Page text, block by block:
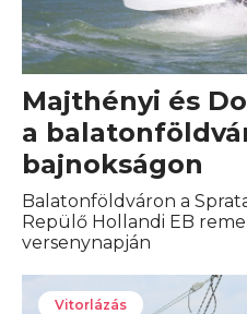
Majthényi és
a
bajnokságon
Balatonföldváron a
Repülő Hollandi EB
versenynapján
Vitorlázás